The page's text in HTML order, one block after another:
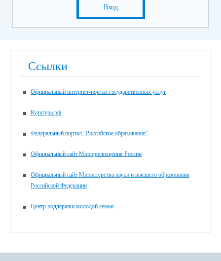
Вход
Ссылки
Официальный интернет-портал государственных услуг
Культура.рф
Федеральный портал "Российское образование"
Официальный сайт Минпросвещения России
Официальный сайт Министерства науки и высшего образования
Российской Федерации
Центр поддержки молодой семьи